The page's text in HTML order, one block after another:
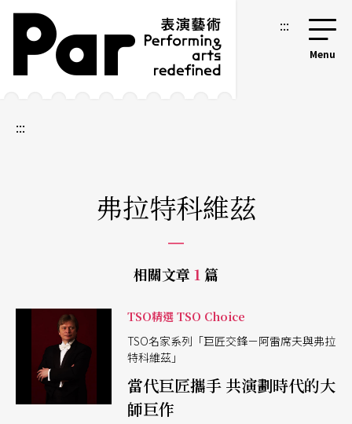
跳到主要內容區塊
網站導覽 :::
:::
弗拉特科維茲
相關文章 1 篇
TSO精選 TSO Choice
TSO名家系列「巨匠交鋒－阿雷席夫與弗拉
特科維茲」
當代巨匠攜手 共演劃時代的大
師巨作